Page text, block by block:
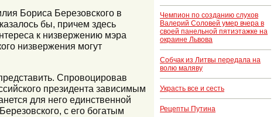
Бориса Березовского в
бы, причем здесь
к низвержению мэра
низвержения могут
Спровоцировав
президента зависимым
для него единственной
с его богатым
Чемпион по созданию слухов
Валерий Соловей умер вчера в
своей панельной пятиэтажке на
окраине Львова
Собчак из Литвы передала на
волю маляву
Украсть все и сесть
Рецепты Путина